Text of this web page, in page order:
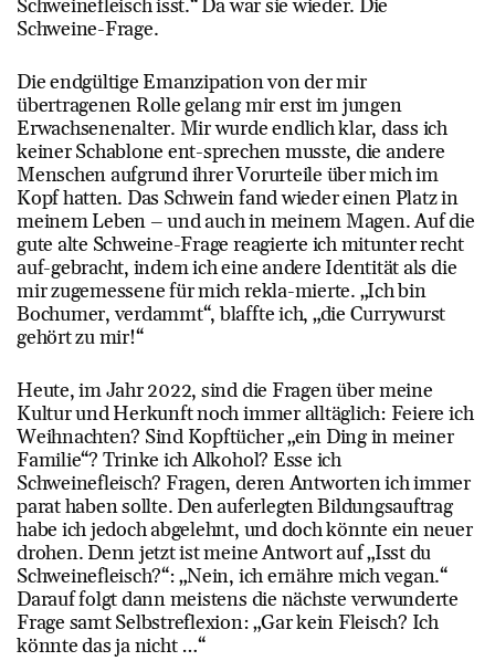
Schweinefleisch isst.“ Da war sie wieder. Die
Schweine-Frage.
Die endgültige Emanzipation von der mir
übertragenen Rolle gelang mir erst im jungen
Erwachsenenalter. Mir wurde endlich klar, dass ich
keiner Schablone ent-sprechen musste, die andere
Menschen aufgrund ihrer Vorurteile über mich im
Kopf hatten. Das Schwein fand wieder einen Platz in
meinem Leben – und auch in meinem Magen. Auf die
gute alte Schweine-Frage reagierte ich mitunter recht
auf-gebracht, indem ich eine andere Identität als die
mir zugemessene für mich rekla-mierte. „Ich bin
Bochumer, verdammt“, blaffte ich, „die Currywurst
gehört zu mir!“
Heute, im Jahr 2022, sind die Fragen über meine
Kultur und Herkunft noch immer alltäglich: Feiere ich
Weihnachten? Sind Kopftücher „ein Ding in meiner
Familie“? Trinke ich Alkohol? Esse ich
Schweinefleisch? Fragen, deren Antworten ich immer
parat haben sollte. Den auferlegten Bildungsauftrag
habe ich jedoch abgelehnt, und doch könnte ein neuer
drohen. Denn jetzt ist meine Antwort auf „Isst du
Schweinefleisch?“: „Nein, ich ernähre mich vegan.“
Darauf folgt dann meistens die nächste verwunderte
Frage samt Selbstreflexion: „Gar kein Fleisch? Ich
könnte das ja nicht …“